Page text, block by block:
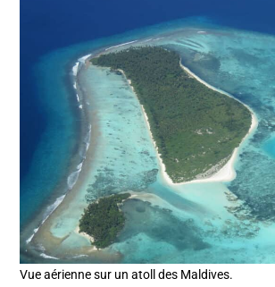
Vue aérienne sur un atoll des Maldives.